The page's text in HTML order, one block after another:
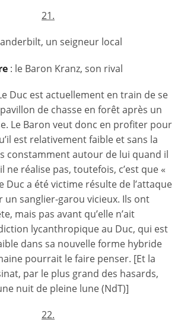
21.
un seigneur local
: le Baron Kranz, son rival
Duc est actuellement en train de se
de chasse en forêt après un
Le Baron veut donc en profiter pour
est relativement faible et sans la
constamment autour de lui quand il
ne réalise pas, toutefois, c’est que «
Duc a été victime résulte de l’attaque
un sanglier-garou vicieux. Ils ont
mais pas avant qu’elle n’ait
lycanthropique au Duc, qui est
dans sa nouvelle forme hybride
pourrait le faire penser. [Et la
par le plus grand des hasards,
nuit de pleine lune (NdT)]
22.